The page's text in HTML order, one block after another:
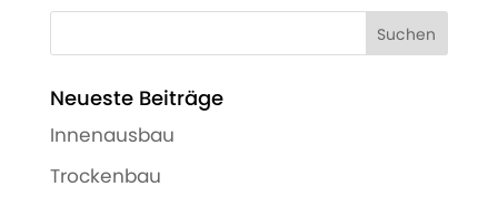
Neueste Beiträge
Innenausbau
Trockenbau